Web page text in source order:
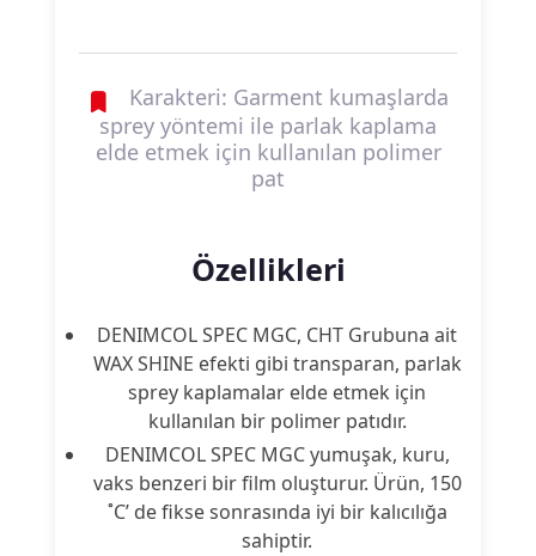
Karakteri: Garment kumaşlarda
sprey yöntemi ile parlak kaplama
elde etmek için kullanılan polimer
pat
Özellikleri
DENIMCOL SPEC MGC, CHT Grubuna ait
WAX SHINE efekti gibi transparan, parlak
sprey kaplamalar elde etmek için
kullanılan bir polimer patıdır.
DENIMCOL SPEC MGC yumuşak, kuru,
vaks benzeri bir film oluşturur. Ürün, 150
˚C’ de fikse sonrasında iyi bir kalıcılığa
sahiptir.